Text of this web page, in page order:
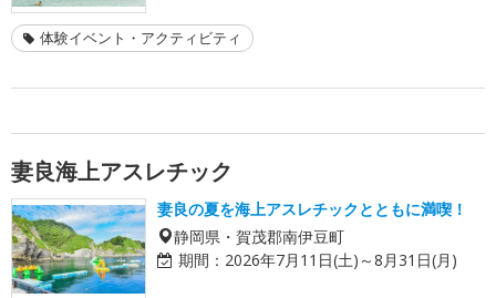
体験イベント・アクティビティ
妻良海上アスレチック
妻良の夏を海上アスレチックとともに満喫！
静岡県・賀茂郡南伊豆町
期間： 2026年7月11日(土)～8月31日(月)